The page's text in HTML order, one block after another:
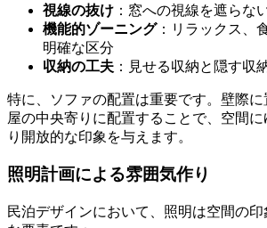
視線の抜け ：窓への視線を遮らな
機能的ゾーニング：リラックス、
明確な区分
収納の工夫 ：見せる収納と隠す収
特に、ソファの配置は重要です。壁際
屋の中央寄りに配置することで、空間
り開放的な印象を与えます。
照明計画による雰囲気作り
民泊デザインにおいて、照明は空間の